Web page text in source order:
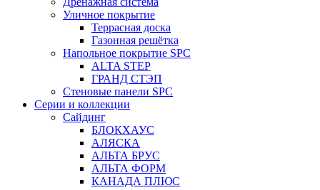
Уличное покрытие
Террасная доска
Газонная решётка
Напольное покрытие SPC
ALTA STEP
ГРАНД СТЭП
Стеновые панели SPC
Серии и коллекции
Сайдинг
БЛОКХАУС
АЛЯСКА
АЛЬТА БРУС
АЛЬТА ФОРМ
КАНАДА ПЛЮС